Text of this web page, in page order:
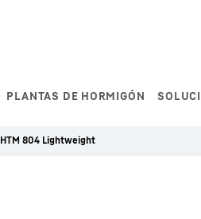
PLANTAS DE HORMIGÓN
HTM 804 Lightweight